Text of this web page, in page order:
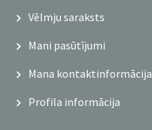
Vēlmju saraksts
Mani pasūtījumi
Mana kontaktinformācija
Profila informācija